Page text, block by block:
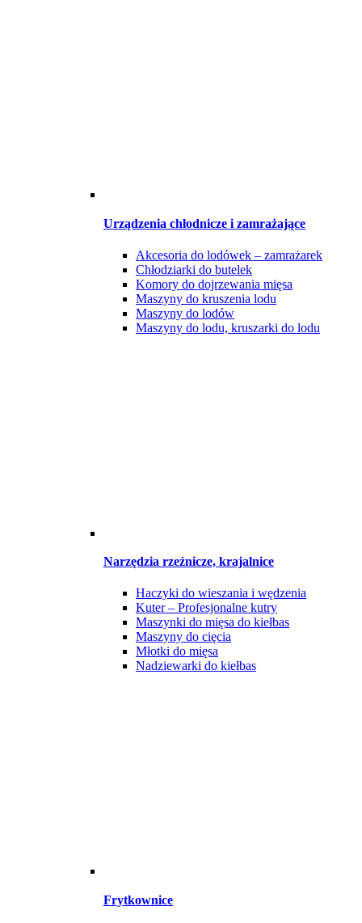
Urządzenia chłodnicze i zamrażające
Akcesoria do lodówek – zamrażarek
Chłodziarki do butelek
Komory do dojrzewania mięsa
Maszyny do kruszenia lodu
Maszyny do lodów
Maszyny do lodu, kruszarki do lodu
Narzędzia rzeźnicze, krajalnice
Haczyki do wieszania i wędzenia
Kuter – Profesjonalne kutry
Maszynki do mięsa do kiełbas
Maszyny do cięcia
Młotki do mięsa
Nadziewarki do kiełbas
Frytkownice